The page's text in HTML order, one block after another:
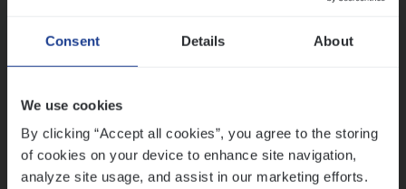
Consent Details About
We use cookies
By clicking “Accept all cookies”, you agree to the storing
of cookies on your device to enhance site navigation,
analyze site usage, and assist in our marketing efforts.
Ons sollicitatieproces